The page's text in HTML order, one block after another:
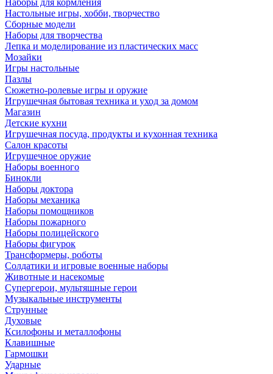
Наборы для кормления
Настольные игры, хобби, творчество
Сборные модели
Наборы для творчества
Лепка и моделирование из пластических масс
Мозайки
Игры настольные
Пазлы
Сюжетно-ролевые игры и оружие
Игрушечная бытовая техника и уход за домом
Магазин
Детские кухни
Игрушечная посуда, продукты и кухонная техника
Салон красоты
Игрушечное оружие
Наборы военного
Бинокли
Наборы доктора
Наборы механика
Наборы помощников
Наборы пожарного
Наборы полицейского
Наборы фигурок
Трансформеры, роботы
Солдатики и игровые военные наборы
Животные и насекомые
Супергерои, мультяшные герои
Музыкальные инструменты
Струнные
Духовые
Ксилофоны и металлофоны
Клавишные
Гармошки
Ударные